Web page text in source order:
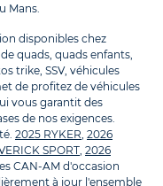
Mans.
disponibles chez
quads, quads enfants,
trike, SSV, véhicules
de profitez de véhicules
vous garantit des
de nos exigences.
2025 RYKER 2026
SPORT 2026
CAN-AM d'occasion
à jour l'ensemble